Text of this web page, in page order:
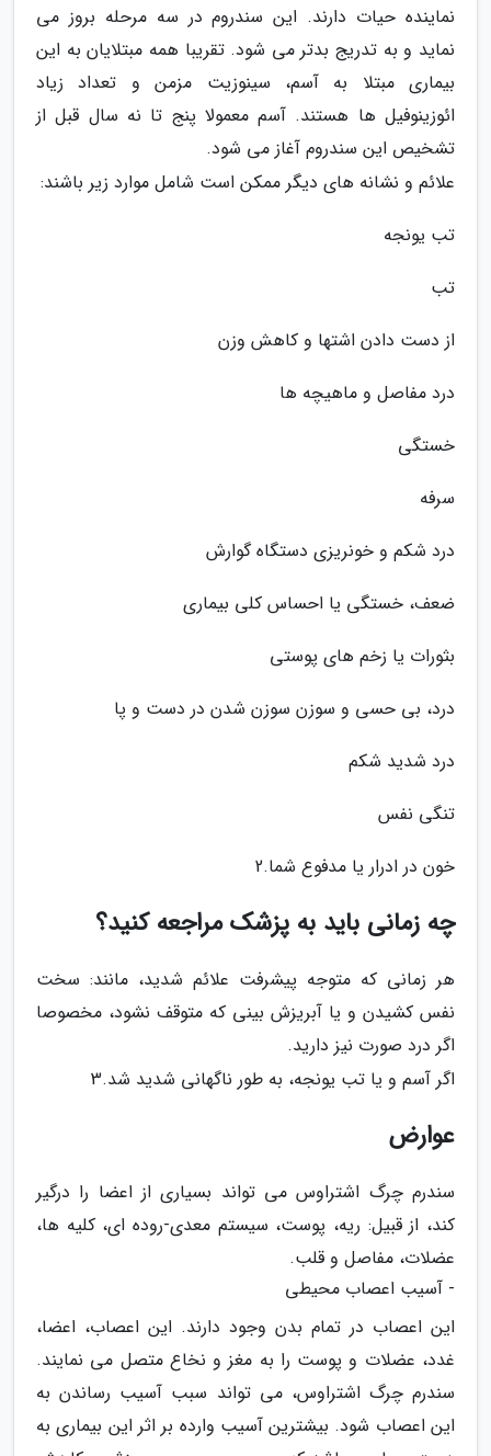
نماینده حیات دارند. این سندروم در سه مرحله بروز می
نماید و به تدریج بدتر می شود. تقریبا همه مبتلایان به این
بیماری مبتلا به آسم، سینوزیت مزمن و تعداد زیاد
ائوزینوفیل ها هستند. آسم معمولا پنج تا نه سال قبل از
تشخیص این سندروم آغاز می شود.
علائم و نشانه های دیگر ممکن است شامل موارد زیر باشند:
تب یونجه
تب
از دست دادن اشتها و کاهش وزن
درد مفاصل و ماهیچه ها
خستگی
سرفه
درد شکم و خونریزی دستگاه گوارش
ضعف، خستگی یا احساس کلی بیماری
بثورات یا زخم های پوستی
درد، بی حسی و سوزن سوزن شدن در دست و پا
درد شدید شکم
تنگی نفس
خون در ادرار یا مدفوع شما.2
چه زمانی باید به پزشک مراجعه کنید؟
هر زمانی که متوجه پیشرفت علائم شدید، مانند: سخت
نفس کشیدن و یا آبریزش بینی که متوقف نشود، مخصوصا
اگر درد صورت نیز دارید.
اگر آسم و یا تب یونجه، به طور ناگهانی شدید شد.3
عوارض
سندرم چرگ اشتراوس می تواند بسیاری از اعضا را درگیر
کند، از قبیل: ریه، پوست، سیستم معدی-روده ای، کلیه ها،
عضلات، مفاصل و قلب.
- آسیب اعصاب محیطی
این اعصاب در تمام بدن وجود دارند. این اعصاب، اعضا،
غدد، عضلات و پوست را به مغز و نخاع متصل می نمایند.
سندرم چرگ اشتراوس، می تواند سبب آسیب رساندن به
این اعصاب شود. بیشترین آسیب وارده بر اثر این بیماری به